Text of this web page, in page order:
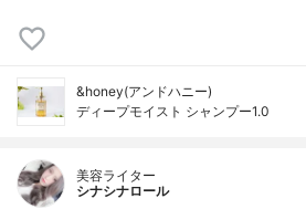
&honey(アンドハニー)
ディープモイスト シャンプー1.0
美容ライター
シナシナロール